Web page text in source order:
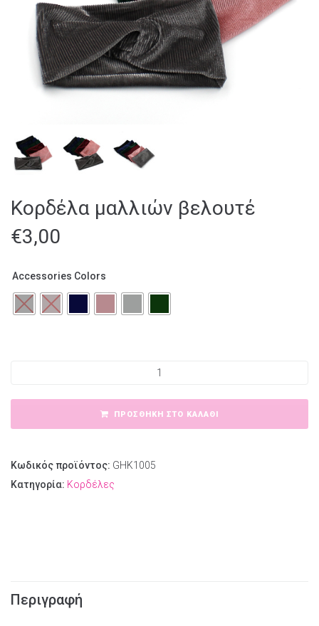
Κορδέλα μαλλιών βελουτέ
€3,00
Αccessories Colors
ΠΡΟΣΘΉΚΗ ΣΤΟ ΚΑΛΆΘΙ
Κωδικός προϊόντος: GHK1005
Κατηγορία: Κορδέλες
Περιγραφή